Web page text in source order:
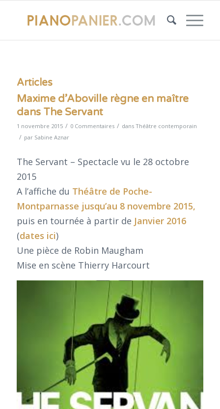
Articles
Maxime d’Aboville règne en maître
dans The Servant
1 novembre 2015 / 0 Commentaires / dans Théâtre contemporain
/ par Sabine Aznar
The Servant – Spectacle vu le 28 octobre
2015
A l’affiche du Théâtre de Poche-
Montparnasse jusqu’au 8 novembre 2015,
puis en tournée à partir de Janvier 2016
(dates ici)
Une pièce de Robin Maugham
Mise en scène Thierry Harcourt